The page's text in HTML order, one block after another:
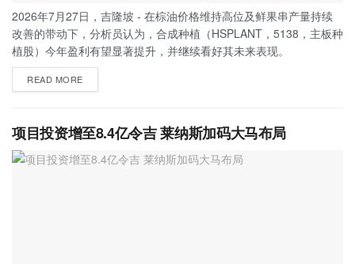
2026年7月27日，吉隆坡 - 在棕油价格维持高位及鲜果串产量持续
改善的带动下，分析员认为，合成种植（HSPLANT，5138，主板种
植股）今年盈利有望显著提升，并继续看好其未来表现。
READ MORE
项目投资增至8.4亿令吉 莱纳斯加码大马布局